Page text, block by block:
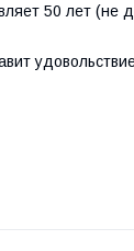
50 лет (не